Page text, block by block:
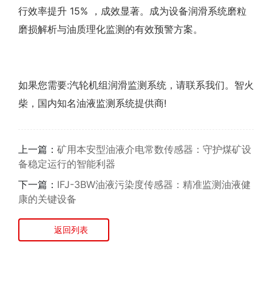
行效率提升 15% ，成效显著。成为设备润滑系统磨粒
磨损解析与油质理化监测的有效预警方案。
如果您需要:汽轮机组润滑监测系统，请联系我们。智火
柴，国内知名油液监测系统提供商!
上一篇： 矿用本安型油液介电常数传感器：守护煤矿设
备稳定运行的智能利器
下一篇： IFJ-3BW油液污染度传感器：精准监测油液健
康的关键设备
返回列表